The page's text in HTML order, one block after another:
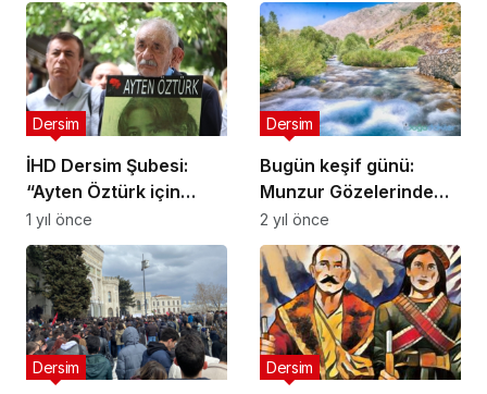
ortak mücadele çağrısı
İHD Dersim Şubesi:
“Ayten Öztürk için
hakikat ve adalet
talebimizden
vazgeçmeyeceğiz”
Dersim
1 yıl önce
Bugün keşif günü:
Munzur Gözelerinde
keşif yapılacak
Dersim
2 yıl önce
Dersim Dersim